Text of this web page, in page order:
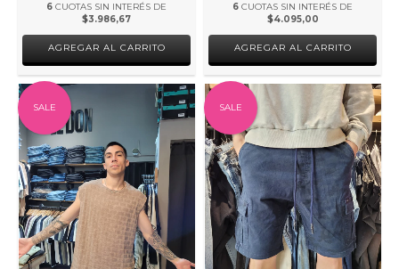
6 CUOTAS SIN INTERÉS DE
$3.986,67
AGREGAR AL CARRITO
6 CUOTAS SIN INTERÉS DE
$4.095,00
AGREGAR AL CARRITO
SALE SALE